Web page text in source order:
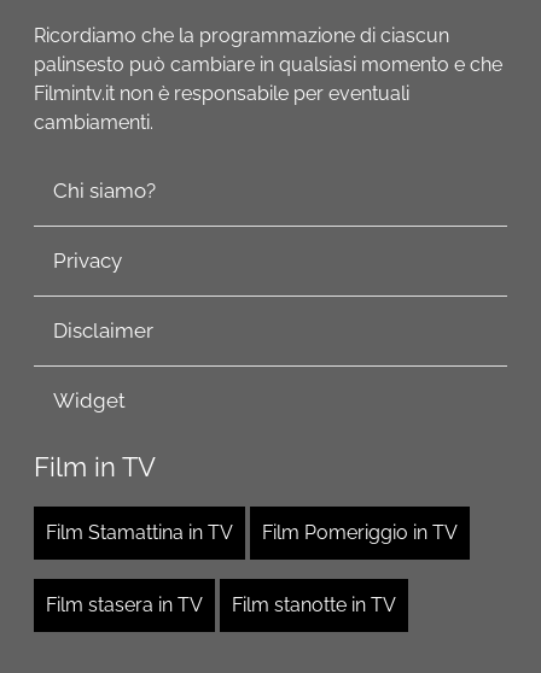
Ricordiamo che la programmazione di ciascun
palinsesto può cambiare in qualsiasi momento e che
Filmintv.it non è responsabile per eventuali
cambiamenti.
Chi siamo?
Privacy
Disclaimer
Widget
Film in TV
Film Stamattina in TV Film Pomeriggio in TV
Film stasera in TV Film stanotte in TV